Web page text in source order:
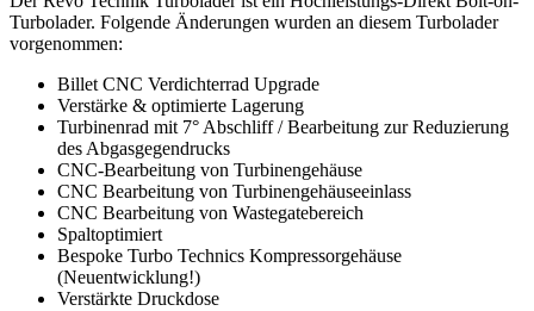
Turbolader. Folgende Änderungen wurden an diesem Turbolader
vorgenommen:
Billet CNC Verdichterrad Upgrade
Verstärke & optimierte Lagerung
Turbinenrad mit 7° Abschliff / Bearbeitung zur Reduzierung
des Abgasgegendrucks
CNC-Bearbeitung von Turbinengehäuse
CNC Bearbeitung von Turbinengehäuseeinlass
CNC Bearbeitung von Wastegatebereich
Spaltoptimiert
Bespoke Turbo Technics Kompressorgehäuse
(Neuentwicklung!)
Verstärkte Druckdose